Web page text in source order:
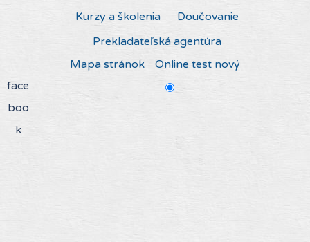
Kurzy a školenia
Doučovanie
Prekladateľská agentúra
Mapa stránok
Online test nový
face
boo
k